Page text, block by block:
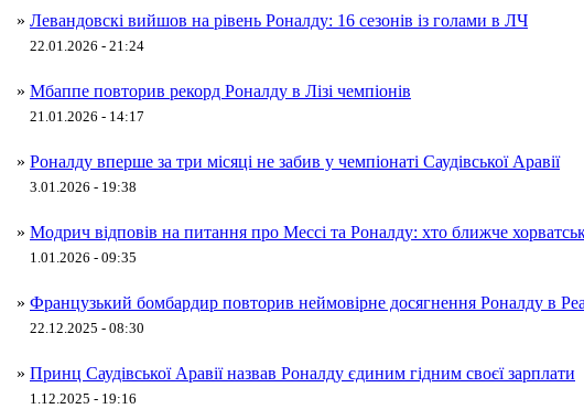
» Левандовскі вийшов на рівень Роналду: 16 сезонів із голами в ЛЧ
22.01.2026 - 21:24
» Мбаппе повторив рекорд Роналду в Лізі чемпіонів
21.01.2026 - 14:17
» Роналду вперше за три місяці не забив у чемпіонаті Саудівської Аравії
3.01.2026 - 19:38
» Модрич відповів на питання про Мессі та Роналду: хто ближче
1.01.2026 - 09:35
» Французький бомбардир повторив неймовірне досягнення Роналду в
22.12.2025 - 08:30
» Принц Саудівської Аравії назвав Роналду єдиним гідним своєї зарплати
1.12.2025 - 19:16